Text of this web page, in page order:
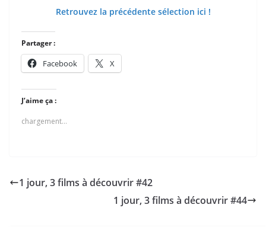
Retrouvez la précédente sélection ici !
Partager :
Facebook X
J’aime ça :
chargement…
1 jour, 3 films à découvrir #42
1 jour, 3 films à découvrir #44